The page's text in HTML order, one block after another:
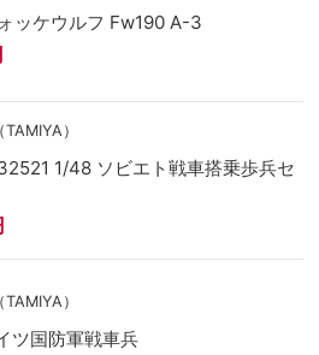
ッケウルフ Fw190 A-3
）
1/48 ソビエト戦車搭乗歩兵セ
）
ツ国防軍戦車兵